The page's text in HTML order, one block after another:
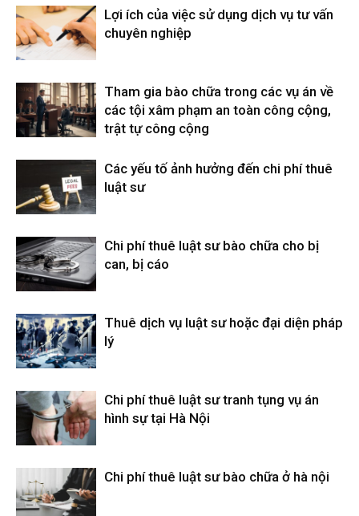
Lợi ích của việc sử dụng dịch vụ tư vấn
chuyên nghiệp
Tham gia bào chữa trong các vụ án về
các tội xâm phạm an toàn công cộng,
trật tự công cộng
Các yếu tố ảnh hưởng đến chi phí thuê
luật sư
Chi phí thuê luật sư bào chữa cho bị
can, bị cáo
Thuê dịch vụ luật sư hoặc đại diện pháp
lý
Chi phí thuê luật sư tranh tụng vụ án
hình sự tại Hà Nội
Chi phí thuê luật sư bào chữa ở hà nội